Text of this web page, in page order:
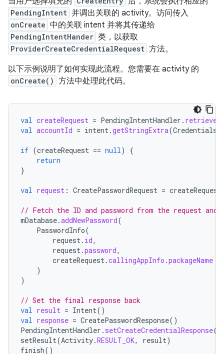
PendingIntent 并调出关联的 activity。访问传入
onCreate 中的关联 intent 并将其传递给
PendingIntentHander 类，以获取
ProviderCreateCredentialRequest 方法。
以下示例说明了如何实现此流程。您需要在 activity 的
onCreate() 方法中处理此代码。
val createRequest = PendingIntentHandler .
val accountId = intent.getStringExtra(
if (createRequest == null)
{
return
}
val request : CreatePasswordRequest = createRequest
// Fetch the ID and password from the request
mDatabase.addNewPassword(
PasswordInfo(
request. id,
request.password,
createRequest.callingAppInfo .packageName
)
)
// Set the final response back
val result = Intent()
val response = CreatePasswordResponse()
PendingIntentHandler . setCreateCredentialResponse(
setResult(Activity.RESULT_OK, result)
finish()